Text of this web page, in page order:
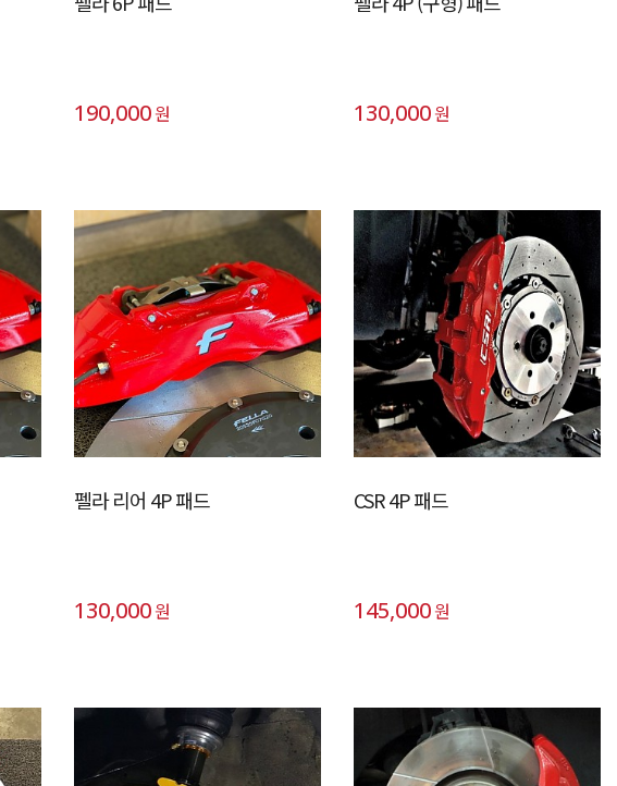
190,000원 130,000원
펠라 리어 4P 패드
130,000원
CSR 4P 패드
145,000원